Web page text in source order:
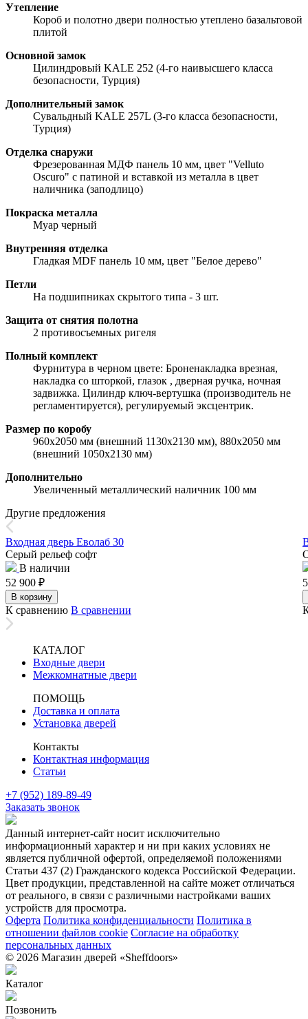
Утепление
Короб и полотно двери полностью утеплено базальтовой
плитой
Основной замок
Цилиндровый KALE 252 (4-го наивысшего класса
безопасности, Турция)
Дополнительный замок
Сувальдный KALE 257L (3-го класса безопасности,
Турция)
Отделка снаружи
Фрезерованная МДФ панель 10 мм, цвет "Velluto
Oscuro" с патиной и вставкой из металла в цвет
наличника (заподлицо)
Покраска металла
Муар черный
Внутренняя отделка
Гладкая MDF панель 10 мм, цвет "Белое дерево"
Петли
На подшипниках скрытого типа - 3 шт.
Защита от снятия полотна
2 противосъемных ригеля
Полный комплект
Фурнитура в черном цвете: Броненакладка врезная,
накладка со шторкой, глазок , дверная ручка, ночная
задвижка. Цилиндр ключ-вертушка (производитель не
регламентируется), регулируемый эксцентрик.
Размер по коробу
960х2050 мм (внешний 1130х2130 мм), 880х2050 мм
(внешний 1050х2130 мм)
Дополнительно
Увеличенный металлический наличник 100 мм
Другие предложения
Входная дверь Еволаб 30
Серый рельеф софт
В наличии
52 900 ₽
В корзину
К сравнению В сравнении
КАТАЛОГ
Входные двери
Межкомнатные двери
ПОМОЩЬ
Доставка и оплата
Установка дверей
Контакты
Контактная информация
Статьи
+7 (952) 189-89-49
Заказать звонок
Данный интернет-сайт носит исключительно
информационный характер и ни при каких условиях не
является публичной офертой, определяемой положениями
Статьи 437 (2) Гражданского кодекса Российской Федерации.
Цвет продукции, представленной на сайте может отличаться
от реального, в связи с различными настройками ваших
устройств для просмотра.
Оферта Политика конфиденциальности Политика в
отношении файлов cookie Согласие на обработку
персональных данных
© 2026 Магазин дверей «Sheffdoors»
Каталог
Позвонить